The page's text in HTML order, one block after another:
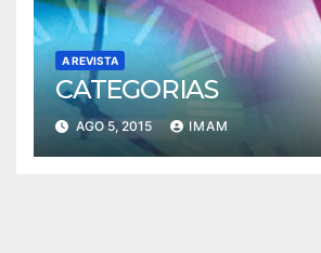
A REVISTA
CATEGORIAS
AGO 5, 2015 IMAM